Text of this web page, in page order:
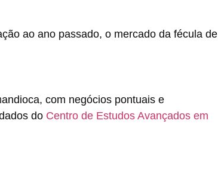
ao ano passado, o mercado da fécula de
com negócios pontuais e
do Centro de Estudos Avançados em